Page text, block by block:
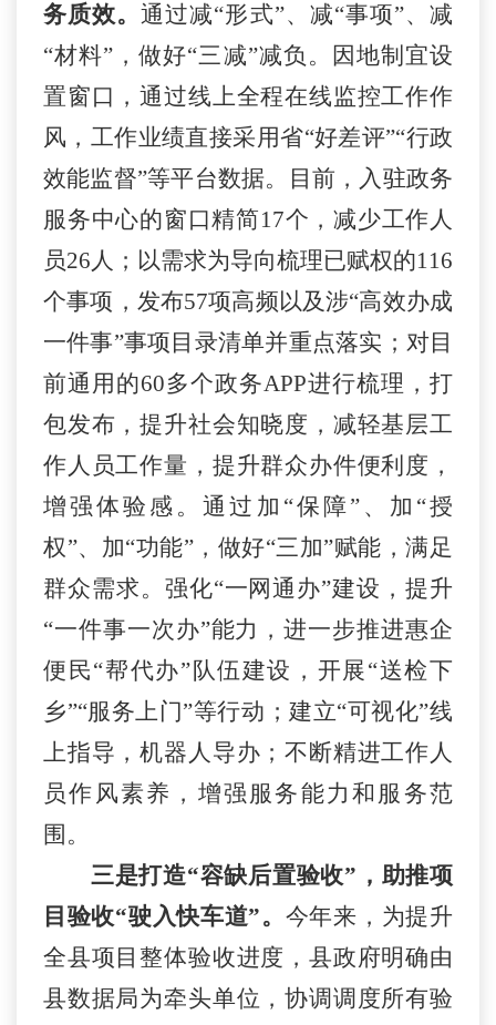
务质效。通过减“形式”、减“事项”、减
“材料”，做好“三减”减负 。因地制宜设
置窗口，通过线上全程在线监控工作作
风，工作业绩直接采用省“好差评”“行政
效能监督”等平台数据。目前，入驻政务
服务中心的窗口精简17个，减少工作人
员26人；以需求为导向梳理已赋权的116
个事项，发布57项高频以及涉“高效办成
一件事”事项目录清单并重点落实；对目
前通用的60多个政务APP进行梳理，打
包发布，提升社会知晓度，减轻基层工
作人员工作量，提升群众办件便利度，
增强体验感。通过加“保障”、加“授
权”、加“功能”，做好“三加”赋能，满足
群众需求。强化“一网通办”建设，提升
“一件事一次办”能力，进一步推进惠企
便民“帮代办”队伍建设，开展“送检下
乡”“服务上门”等行动；建立“可视化”线
上指导，机器人导办；不断精进工作人
员作风素养，增强服务能力和服务范
围。
三是打造“容缺后置验收”，助推项
目验收“驶入快车道”。 今年来，为提升
全县项目整体验收进度，县政府明确由
县数据局为牵头单位，协调调度所有验